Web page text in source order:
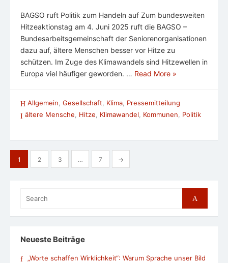
BAGSO ruft Politik zum Handeln auf Zum bundesweiten
Hitzeaktionstag am 4. Juni 2025 ruft die BAGSO –
Bundesarbeitsgemeinschaft der Seniorenorganisationen
dazu auf, ältere Menschen besser vor Hitze zu
schützen. Im Zuge des Klimawandels sind Hitzewellen in
Europa viel häufiger geworden. … Read More »
Allgemein Gesellschaft Klima Pressemitteilung
ältere Mensche, Hitze, Klimawandel, Kommunen, Politik
Seitennummerierung
der
1 2 3 … 7 →
for:
Search
Neueste Beiträge
„Worte schaffen Wirklichkeit“: Warum Sprache unser Bild